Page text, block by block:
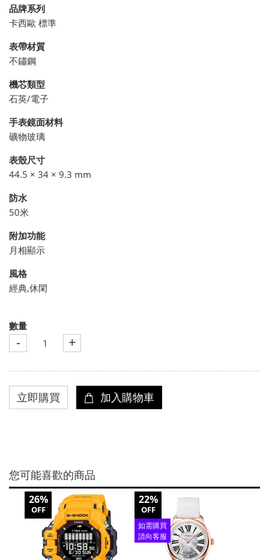
品牌系列
卡西歐 標準
表帶材質
不鏽鋼
機芯類型
石英/電子
手表鏡面材料
礦物玻璃
表殼尺寸
44.5 × 34 × 9.3 mm
防水
50米
附加功能
月相顯示
風格
經典,休閑
數量
- +
您可能喜歡的商品
26%
OFF
22%
OFF
如需購買
請向客服